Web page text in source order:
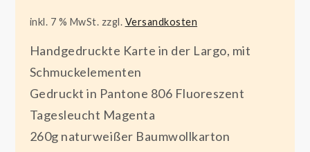
inkl. 7 % MwSt. zzgl. Versandkosten
Handgedruckte Karte in der Largo, mit
Schmuckelementen
Gedruckt in Pantone 806 Fluoreszent
Tagesleucht Magenta
260g naturweißer Baumwollkarton